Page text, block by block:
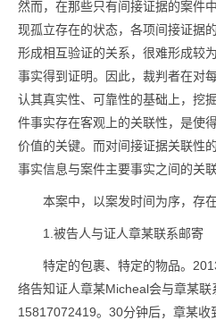
然而，在那些只有间接证据的案件
现孤立存在的状态，各项间接证据
形成相互验证的关系，很难形成较
事实得到证明。因此，裁判者在对
认其真实性、可靠性的基础上，挖
件事实存在客观上的关联性，是使
价值的关键。而对间接证据关联性
事实信息与案件主要事实之间的关联
本案中，以案发时间为序，存
1.被告人与证人章某联系邮寄
特定的包裹、特定的物品。
络告知证人章某Micheal会与章某
15817072419。30分钟后，章某